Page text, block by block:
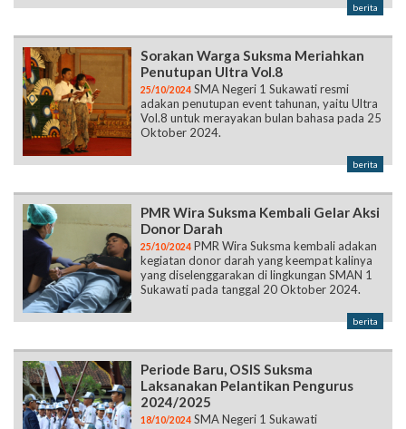
Penutupan Ultra Vol.8
adakan penutupan event tahunan, yaitu Ultra
Vol.8 untuk merayakan bulan bahasa pada 25
Oktober 2024.
berita
Donor Darah
kegiatan donor darah yang keempat kalinya
yang diselenggarakan di lingkungan SMAN 1
Sukawati pada tanggal 20 Oktober 2024.
berita
Laksanakan Pelantikan Pengurus
melaksanakan upacara pelantikan pengurus
OSIS masa bakti 2024/2025 pada Senin, 14
Oktober 2024 yang berlangsung di lapangan
sekolah.